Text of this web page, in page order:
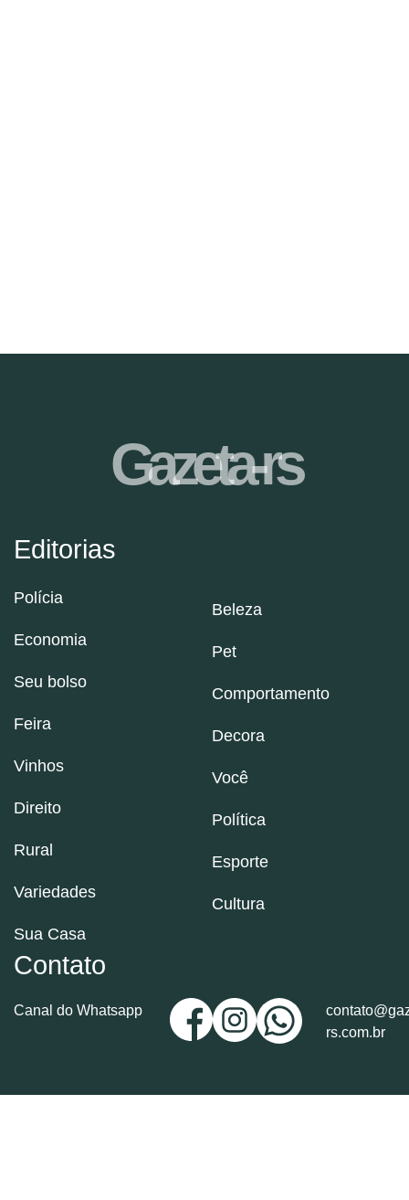
Editorias
Polícia
Economia
Seu bolso
Feira
Vinhos
Direito
Rural
Variedades
Sua Casa
Beleza
Pet
Comportamento
Decora
Você
Política
Esporte
Cultura
Contato
Canal do Whatsapp
rs.com.br
Gazeta-rs